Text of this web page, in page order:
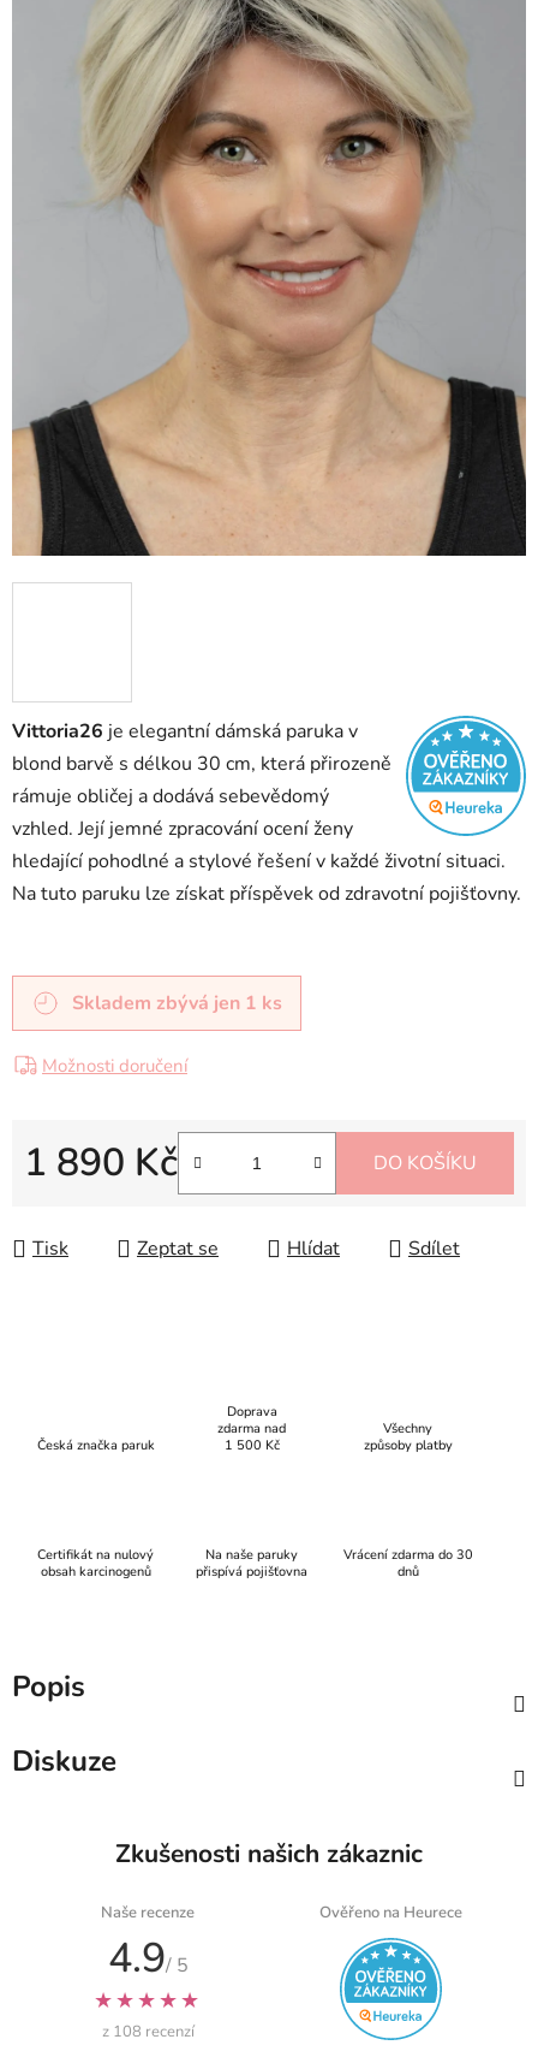
Vittoria26 je elegantní dámská paruka v
blond barvě s délkou 30 cm, která přirozeně
rámuje obličej a dodává sebevědomý
vzhled. Její jemné zpracování ocení ženy
hledající pohodlné a stylové řešení v každé životní situaci.
Na tuto paruku lze získat příspěvek od zdravotní pojišťovny.
Skladem zbývá jen 1 ks
Možnosti doručení
1 890 Kč DO KOŠÍKU
Tisk Zeptat se Hlídat Sdílet
Česká značka paruk
Doprava
zdarma nad
1 500 Kč
Všechny
způsoby platby
Certifikát na nulový
obsah karcinogenů
Na naše paruky
přispívá pojišťovna
Vrácení zdarma do 30
dnů
Popis
Diskuze
Zkušenosti našich zákaznic
Naše recenze
4.9/ 5
★★★★★
z 108 recenzí
Ověřeno na Heurece